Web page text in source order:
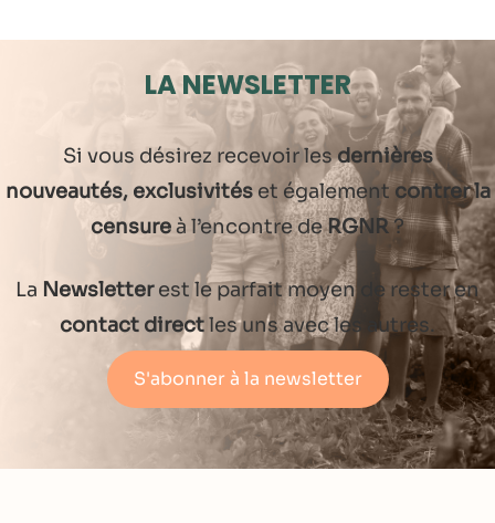
LA NEWSLETTER
Si vous désirez recevoir lesdernières
nouveautés, exclusivitéset également contrer la
censureà l’encontre deRGNR?
La Newsletterest le parfait moyen de rester en
contact directles uns avec les autres.
S'abonner à la newsletter